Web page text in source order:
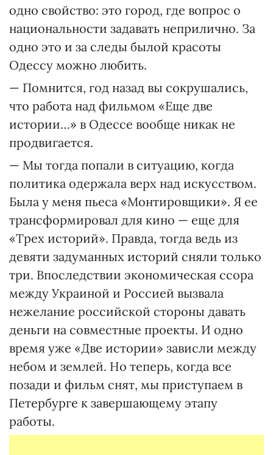
одно свойство: это город, где вопрос о
национальности задавать неприлично. За
одно это и за следы былой красоты
Одессу можно любить.
— Помнится, год назад вы сокрушались,
что работа над фильмом «Еще две
истории…» в Одессе вообще никак не
продвигается.
— Мы тогда попали в ситуацию, когда
политика одержала верх над искусством.
Была у меня пьеса «Монтировщики». Я ее
трансформировал для кино — еще для
«Трех историй». Правда, тогда ведь из
девяти задуманных историй сняли только
три. Впоследствии экономическая ссора
между Украиной и Россией вызвала
нежелание российской стороны давать
деньги на совместные проекты. И одно
время уже «Две истории» зависли между
небом и землей. Но теперь, когда все
позади и фильм снят, мы приступаем в
Петербурге к завершающему этапу
работы.